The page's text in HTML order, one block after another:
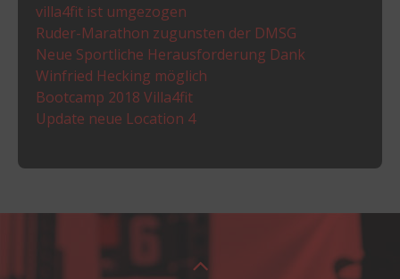
villa4fit ist umgezogen
Ruder-Marathon zugunsten der DMSG
Neue Sportliche Herausforderung Dank
Winfried Hecking möglich
Bootcamp 2018 Villa4fit
Update neue Location 4